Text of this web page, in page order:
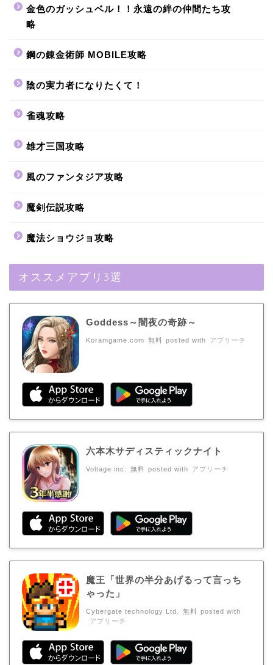
金色のガッシュベル！！永遠の絆の仲間たち攻
略
鋼の錬金術師 MOBILE攻略
陰の実力者になりたくて！
雀魂攻略
雄才三国攻略
風のファンタジア攻略
魔剣伝説攻略
魔法ショウジョ攻略
オススメアプリ3選
Goddess～闇夜の奇跡～
Koramgame.com 無料 posted with アプリーチ
六本木サディスティックナイト
Voltage inc. 無料 posted with アプリーチ
魔王「世界の半分あげるって言っち
ゃった」
Cybergate technology Ltd. 無料 posted with
アプリーチ